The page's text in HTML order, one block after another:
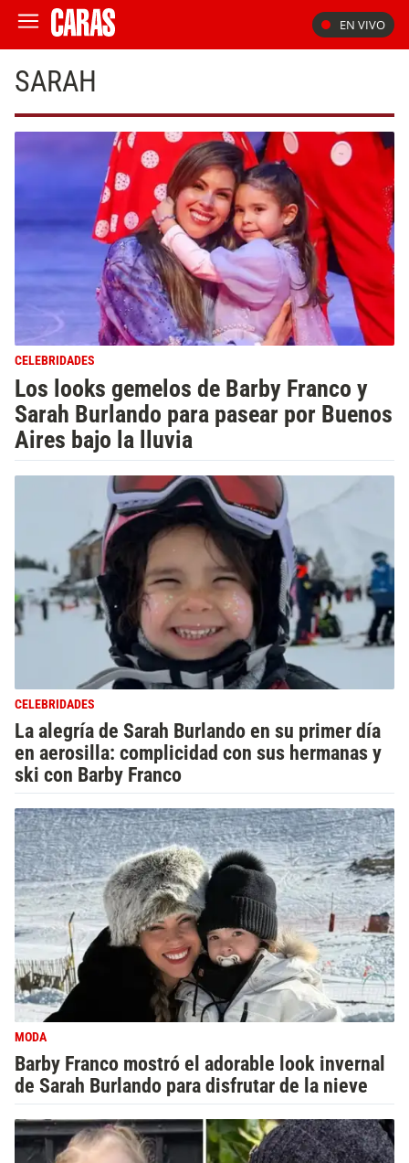
EN VIVO
SARAH
CELEBRIDADES
Los looks gemelos de Barby Franco y
Sarah Burlando para pasear por Buenos
Aires bajo la lluvia
CELEBRIDADES
La alegría de Sarah Burlando en su primer día
en aerosilla: complicidad con sus hermanas y
ski con Barby Franco
MODA
Barby Franco mostró el adorable look invernal
de Sarah Burlando para disfrutar de la nieve